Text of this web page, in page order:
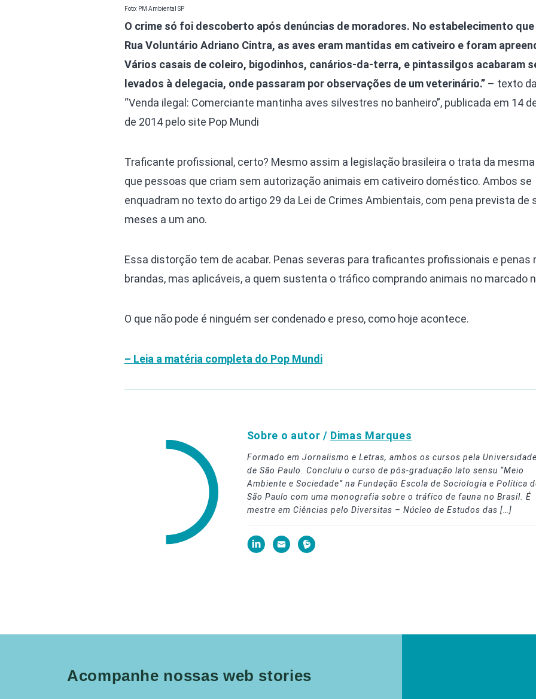
Foto: PM Ambiental SP
O crime só foi descoberto após denúncias de moradores. No estabelecimento
Rua Voluntário Adriano Cintra, as aves eram mantidas em cativeiro e foram
Vários casais de coleiro, bigodinhos, canários-da-terra, e pintassilgos acabaram
levados à delegacia, onde passaram por observações de um veterinário.”– texto
“Venda ilegal: Comerciante mantinha aves silvestres no banheiro”, publicada em 14
de 2014 pelo site Pop Mundi
Traficante profissional, certo? Mesmo assim a legislação brasileira o trata da
que pessoas que criam sem autorização animais em cativeiro doméstico. Ambos se
enquadram no texto do artigo 29 da Lei de Crimes Ambientais, com pena prevista de
meses a um ano.
Essa distorção tem de acabar. Penas severas para traficantes profissionais e penas
brandas, mas aplicáveis, a quem sustenta o tráfico comprando animais no marcado
O que não pode é ninguém ser condenado e preso, como hoje acontece.
– Leia a matéria completa do Pop Mundi
Sobre o autor / Dimas Marques
Formado em Jornalismo e Letras, ambos os cursos pela
de São Paulo. Concluiu o curso de pós-graduação lato sensu “Meio
Ambiente e Sociedade” na Fundação Escola de Sociologia e Política
São Paulo com uma monografia sobre o tráfico de fauna no Brasil. É
mestre em Ciências pelo Diversitas – Núcleo de Estudos das […]
Acompanhe nossas web stories